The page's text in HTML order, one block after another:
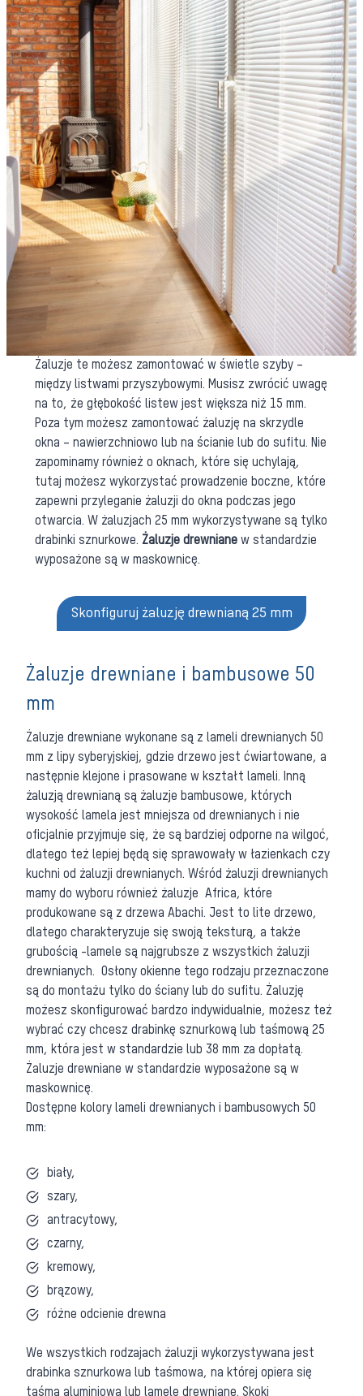
Żaluzje te możesz zamontować w świetle szyby –
między listwami przyszybowymi. Musisz zwrócić uwagę
na to, że głębokość listew jest większa niż 15 mm.
Poza tym możesz zamontować żaluzję na skrzydle
okna – nawierzchniowo lub na ścianie lub do sufitu. Nie
zapominamy również o oknach, które się uchylają,
tutaj możesz wykorzystać prowadzenie boczne, które
zapewni przyleganie żaluzji do okna podczas jego
otwarcia. W żaluzjach 25 mm wykorzystywane są tylko
drabinki sznurkowe. Żaluzje drewnianew standardzie
wyposażone są w maskownicę.
Skonfiguruj żaluzję drewnianą 25 mm
Żaluzje drewniane i bambusowe 50
mm
Żaluzje drewniane wykonane są z lameli drewnianych 50
mm z lipy syberyjskiej, gdzie drzewo jest ćwiartowane, a
następnie klejone i prasowane w kształt lameli. Inną
żaluzją drewnianą są żaluzje bambusowe, których
wysokość lamela jest mniejsza od drewnianych i nie
oficjalnie przyjmuje się, że są bardziej odporne na wilgoć,
dlatego też lepiej będą się sprawowały w łazienkach czy
kuchni od żaluzji drewnianych. Wśród żaluzji drewnianych
mamy do wyboru również żaluzje Africa, które
produkowane są z drzewa Abachi. Jest to lite drzewo,
dlatego charakteryzuje się swoją teksturą, a także
grubością -lamele są najgrubsze z wszystkich żaluzji
drewnianych. Osłony okienne tego rodzaju przeznaczone
są do montażu tylko do ściany lub do sufitu. Żaluzję
możesz skonfigurować bardzo indywidualnie, możesz też
wybrać czy chcesz drabinkę sznurkową lub taśmową 25
mm, która jest w standardzie lub 38 mm za dopłatą.
Żaluzje drewniane w standardzie wyposażone są w
maskownicę.
Dostępne kolory lameli drewnianych i bambusowych 50
mm:
biały,
szary,
antracytowy,
czarny,
kremowy,
brązowy,
różne odcienie drewna
We wszystkich rodzajach żaluzji wykorzystywana jest
drabinka sznurkowa lub taśmowa, na której opiera się
taśma aluminiowa lub lamele drewniane. Skoki